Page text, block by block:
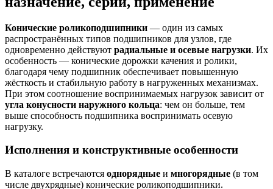
Конические роликоподшипники — один из самых
распространённых типов подшипников для узлов, где
одновременно действуют радиальные и осевые нагрузки. Их
особенность — конические дорожки качения и ролики,
благодаря чему подшипник обеспечивает повышенную
жёсткость и стабильную работу в нагруженных механизмах.
При этом соотношение воспринимаемых нагрузок зависит от
угла конусности наружного кольца: чем он больше, тем
выше способность подшипника воспринимать осевую
нагрузку.
Исполнения и конструктивные особенности
В каталоге встречаются однорядные и многорядные (в том
числе двухрядные) конические роликоподшипники.